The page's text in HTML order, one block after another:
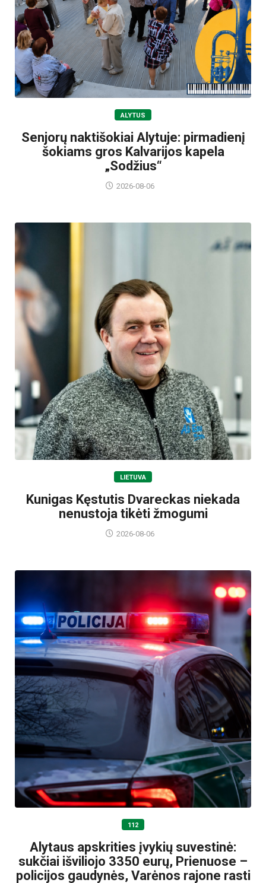
ALYTUS
Senjorų naktišokiai Alytuje: pirmadienį
šokiams gros Kalvarijos kapela
„Sodžius“
2026-08-06
LIETUVA
Kunigas Kęstutis Dvareckas niekada
nenustoja tikėti žmogumi
2026-08-06
112
Alytaus apskrities įvykių suvestinė:
sukčiai išviliojo 3350 eurų, Prienuose –
policijos gaudynės, Varėnos rajone rasti